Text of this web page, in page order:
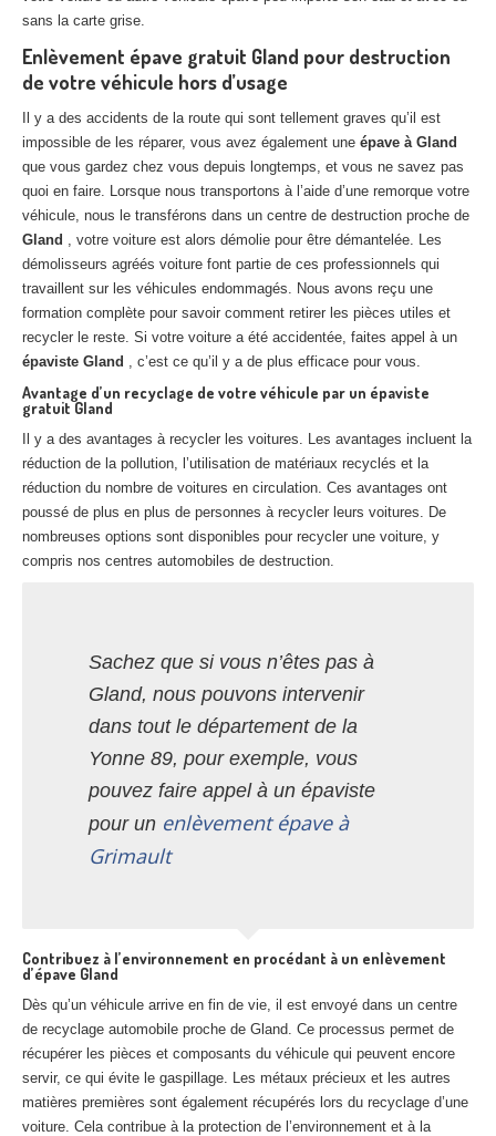
Centreagréé VHU 91 : casse auto avec destruction
Centreagréé VHU 92 : casse auto avec destruction
Centreagréé VHU 93 : casse auto avec destruction
Centreagréé VHU 94 : casse auto avec destruction
Centreagréé VHU 95 : casse auto avec destruction
DOCUMENTSÀ JOINDRE
RACHATVÉHICULES
sans la carte grise.
Enlèvement épave gratuit Gland pour destruction
de votre véhicule hors d’usage
Il y a des accidents de la route qui sont tellement graves qu’il est
impossible de les réparer, vous avez également une épave à Gland
que vous gardez chez vous depuis longtemps, et vous ne savez pas
quoi en faire. Lorsque nous transportons à l’aide d’une remorque votre
véhicule, nous le transférons dans un centre de destruction proche de
Gland , votre voiture est alors démolie pour être démantelée. Les
démolisseurs agréés voiture font partie de ces professionnels qui
travaillent sur les véhicules endommagés. Nous avons reçu une
formation complète pour savoir comment retirer les pièces utiles et
recycler le reste. Si votre voiture a été accidentée, faites appel à un
épaviste Gland , c’est ce qu’il y a de plus efficace pour vous.
Avantage d’un recyclage de votre véhicule par un épaviste
gratuit Gland
Il y a des avantages à recycler les voitures. Les avantages incluent la
réduction de la pollution, l’utilisation de matériaux recyclés et la
réduction du nombre de voitures en circulation. Ces avantages ont
poussé de plus en plus de personnes à recycler leurs voitures. De
nombreuses options sont disponibles pour recycler une voiture, y
compris nos centres automobiles de destruction.
Sachez que si vous n’êtes pas à
Gland, nous pouvons intervenir
dans tout le département de la
Yonne 89, pour exemple, vous
pouvez faire appel à un épaviste
pour un enlèvement épave à
Grimault
Contribuez à l’environnement en procédant à un enlèvement
d’épave Gland
Dès qu’un véhicule arrive en fin de vie, il est envoyé dans un centre
de recyclage automobile proche de Gland. Ce processus permet de
récupérer les pièces et composants du véhicule qui peuvent encore
servir, ce qui évite le gaspillage. Les métaux précieux et les autres
matières premières sont également récupérés lors du recyclage d’une
voiture. Cela contribue à la protection de l’environnement et à la